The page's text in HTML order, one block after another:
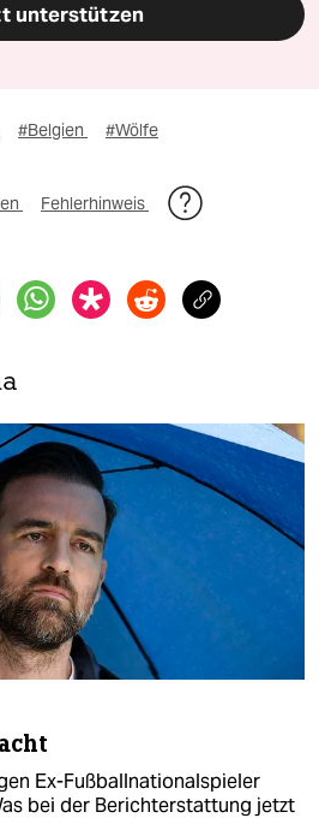
unterstützen
#Belgien #Wölfe
Fehlerhinweis
Ex-Fußballnationalspieler
bei der Berichterstattung jetzt